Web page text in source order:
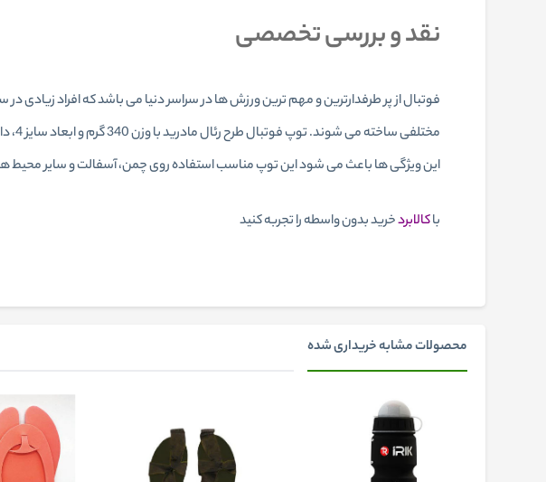
نقد و بررسی تخصصی
فوتبال از پر طرفدارترین و مهم ترین ورزش ها در سراسر دنیا می باشد که افراد
این ویژگی ها باعث می شود این توپ مناسب استفاده روی چمن، آسفالت و سایر محیط
باکالابردخرید بدون واسطه را تجربه کنید
محصولات مشابه خریداری شده